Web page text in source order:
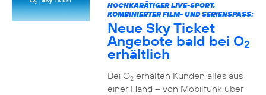
HOCHKARÄTIGER LIVE-SPORT,
KOMBINIERTER FILM- UND SERIENSPASS:
Neue Sky Ticket
Angebote bald bei O2
erhältlich
Bei O2erhalten Kunden alles aus
einer Hand – von Mobilfunk über